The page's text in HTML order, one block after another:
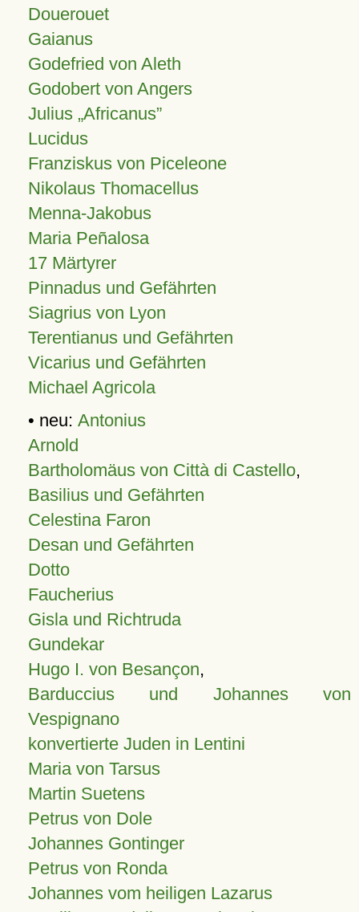
Douerouet
Gaianus
Godefried von Aleth
Godobert von Angers
Julius Africanus
Lucidus
Franziskus von Piceleone
Nikolaus Thomacellus
Menna-Jakobus
Maria Peñalosa
17 Märtyrer
Pinnadus und Gefährten
Siagrius von Lyon
Terentianus und Gefährten
Vicarius und Gefährten
Michael Agricola
• neu: Antonius
Arnold
Bartholomäus von Città di Castello,
Basilius und Gefährten
Celestina Faron
Desan und Gefährten
Dotto
Faucherius
Gisla und Richtruda
Gundekar
Hugo I. von Besançon,
Barduccius und Johannes von
Vespignano
konvertierte Juden in Lentini
Maria von Tarsus
Martin Suetens
Petrus von Dole
Johannes Gontinger
Petrus von Ronda
Johannes vom heiligen Lazarus